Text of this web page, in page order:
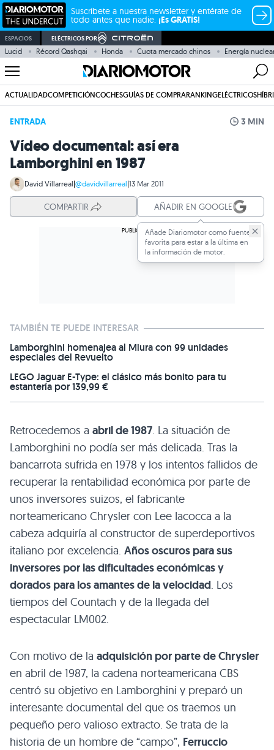
Suscríbete a nuestra newsletter y entérate de
todo antes que nadie. ¡Es GRATIS!
ESPACIOS ELÉCTRICOS POR
Lucid Récord Qashqai Honda Cuota mercado chinos Energía
ACTUALIDADCOMPETICIÓNCOCHESGUÍAS DE COMPRARANKINGELÉCTRICOS
ENTRADA 3 MIN
Vídeo documental: así era
Lamborghini en 1987
David Villarreal|@davidvillarreal|13 Mar 2011
COMPARTIR AÑADIR EN GOOGLE
Añade Diariomotor como fuente
favorita para estar a la última en
la información de motor.
TAMBIÉN TE PUEDE INTERESAR
Lamborghini homenajea al Miura con 99 unidades
especiales del Revuelto
LEGO Jaguar E-Type: el clásico más bonito para tu
estantería por 139,99 €
Retrocedemos a abril de 1987. La situación de
Lamborghini no podía ser más delicada. Tras la
bancarrota sufrida en 1978 y los intentos fallidos de
recuperar la rentabilidad económica por parte de
unos inversores suizos, el fabricante
norteamericano Chrysler con Lee Iacocca a la
cabeza adquiría al constructor de superdeportivos
italiano por excelencia. Años oscuros para sus
inversores por las dificultades económicas y
dorados para los amantes de la velocidad. Los
tiempos del Countach y de la llegada del
espectacular LM002.
Con motivo de la adquisición por parte de Chrysler
en abril de 1987, la cadena norteamericana CBS
centró su objetivo en Lamborghini y preparó un
interesante documental del que os traemos un
pequeño pero valioso extracto. Se trata de la
historia de un hombre de “campo”, Ferruccio